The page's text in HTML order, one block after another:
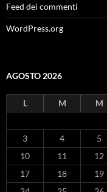
Feed dei commenti
WordPress.org
AGOSTO 2026
L M M
3
4 5
10
11 12
17
18 19